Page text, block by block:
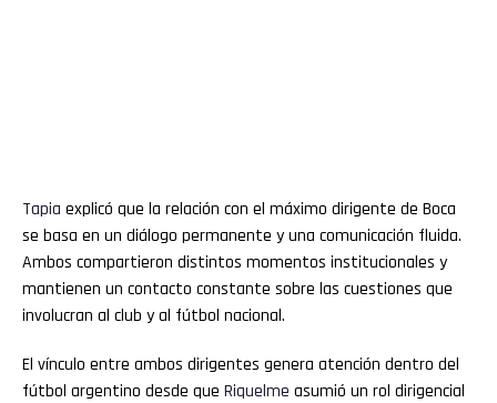
Tapia explicó que la relación con el máximo dirigente de Boca
se basa en un diálogo permanente y una comunicación fluida.
Ambos compartieron distintos momentos institucionales y
mantienen un contacto constante sobre las cuestiones que
involucran al club y al fútbol nacional.
El vínculo entre ambos dirigentes genera atención dentro del
fútbol argentino desde que Riquelme asumió un rol dirigencial